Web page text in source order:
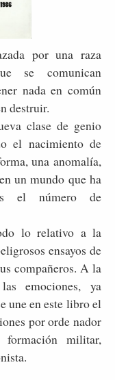
por una raza
se comunican
nada en común
destruir.
clase de genio
el nacimiento de
una anomalía,
un mundo que ha
el número de
lo relativo a la
ensayos de
compañeros. A la
emociones, ya
une en este libro el
por orde­ nador
militar,